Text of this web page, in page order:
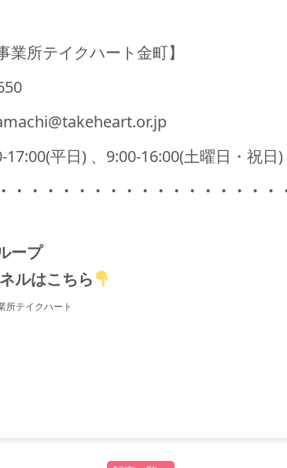
業所テイクハート金町】
17:00(平日) 、9:00-16:00(土曜日・祝日)
・・・・・・・・・・・・・・・・・
ープ
ルはこちら